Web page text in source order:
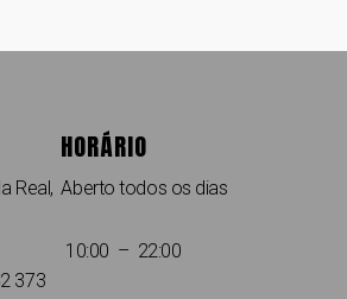
Real,
373
HORÁRIO
Aberto todos os dias
10:00 – 22:00